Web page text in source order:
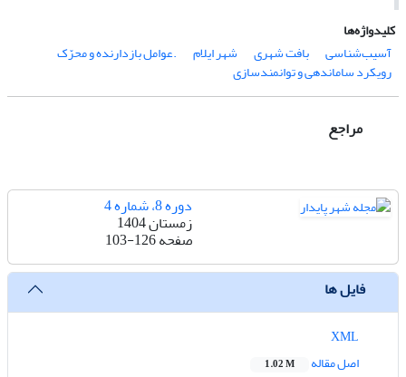
کلیدواژه‌ها
آسیب‌شناسی
بافت شهری شهر ایلام .عوامل بازدارنده و محرّک
رویکرد ساماندهی و توانمندسازی
مراجع
دوره 8، شماره 4
زمستان 1404
صفحه103-126
فایل ها
اصل مقاله
1.02 M